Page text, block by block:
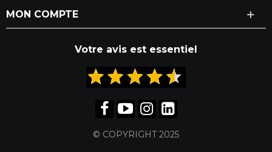
MON COMPTE
Votre avis est essentiel
© COPYRIGHT 2025